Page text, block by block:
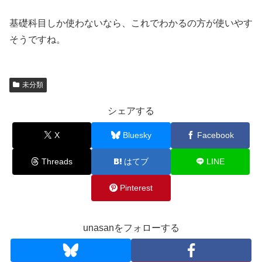
基礎科目しか使わないなら、これでわかるの方が使いやす
そうですね。
未分類
シェアする
X Bluesky Facebook
Threads はてブ LINE
Pinterest
unasanをフォローする